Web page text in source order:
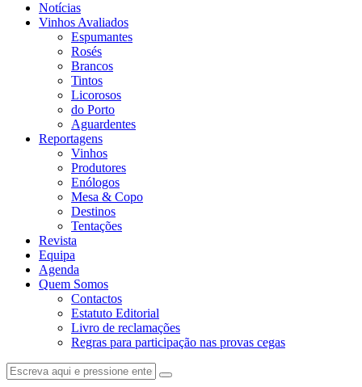
Notícias
Vinhos Avaliados
Espumantes
Rosés
Brancos
Tintos
Licorosos
do Porto
Aguardentes
Reportagens
Vinhos
Produtores
Enólogos
Mesa & Copo
Destinos
Tentações
Revista
Equipa
Agenda
Quem Somos
Contactos
Estatuto Editorial
Livro de reclamações
Regras para participação nas provas cegas